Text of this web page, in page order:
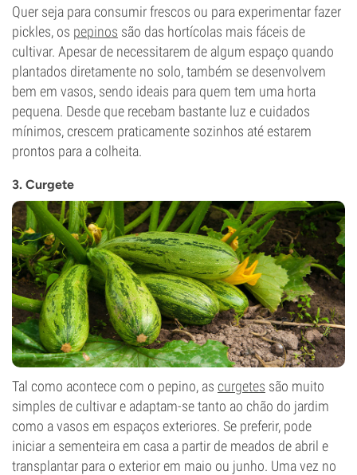
Quer seja para consumir frescos ou para experimentar fazer
pickles, os pepinos são das hortícolas mais fáceis de
cultivar. Apesar de necessitarem de algum espaço quando
plantados diretamente no solo, também se desenvolvem
bem em vasos, sendo ideais para quem tem uma horta
pequena. Desde que recebam bastante luz e cuidados
mínimos, crescem praticamente sozinhos até estarem
prontos para a colheita.
3. Curgete
Tal como acontece com o pepino, as curgetes são muito
simples de cultivar e adaptam-se tanto ao chão do jardim
como a vasos em espaços exteriores. Se preferir, pode
iniciar a sementeira em casa a partir de meados de abril e
transplantar para o exterior em maio ou junho. Uma vez no